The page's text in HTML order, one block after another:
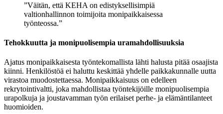
”Väitän, että KEHA on edistyksellisimpiä
valtionhallinnon toimijoita monipaikkaisessa
työnteossa.”
Tehokkuutta ja monipuolisempia uramahdollisuuksia
Ajatus monipaikkaisesta työntekomallista lähti halusta pitää osaajista
kiinni. Henkilöstöä ei haluttu keskittää yhdelle paikkakunnalle uutta
virastoa muodostettaessa. Monipaikkaisuus on edelleen
rekrytointivaltti, joka mahdollistaa työntekijöille monipuolisempia
urapolkuja ja joustavamman työn erilaiset perhe- ja elämäntilanteet
huomioiden.